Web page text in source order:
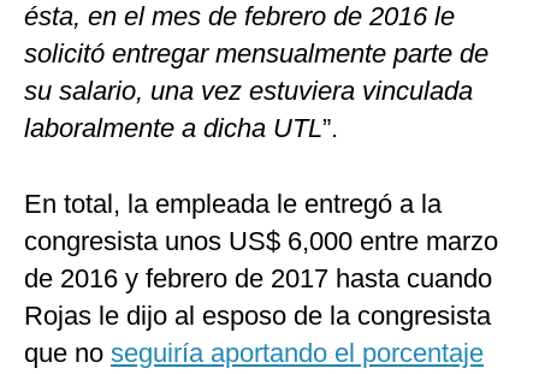
ésta, en el mes de febrero de 2016 le
solicitó entregar mensualmente parte de
su salario, una vez estuviera vinculada
laboralmente a dicha UTL”.
En total, la empleada le entregó a la
congresista unos US$ 6,000 entre marzo
de 2016 y febrero de 2017 hasta cuando
Rojas le dijo al esposo de la congresista
que no seguiría aportando el porcentaje